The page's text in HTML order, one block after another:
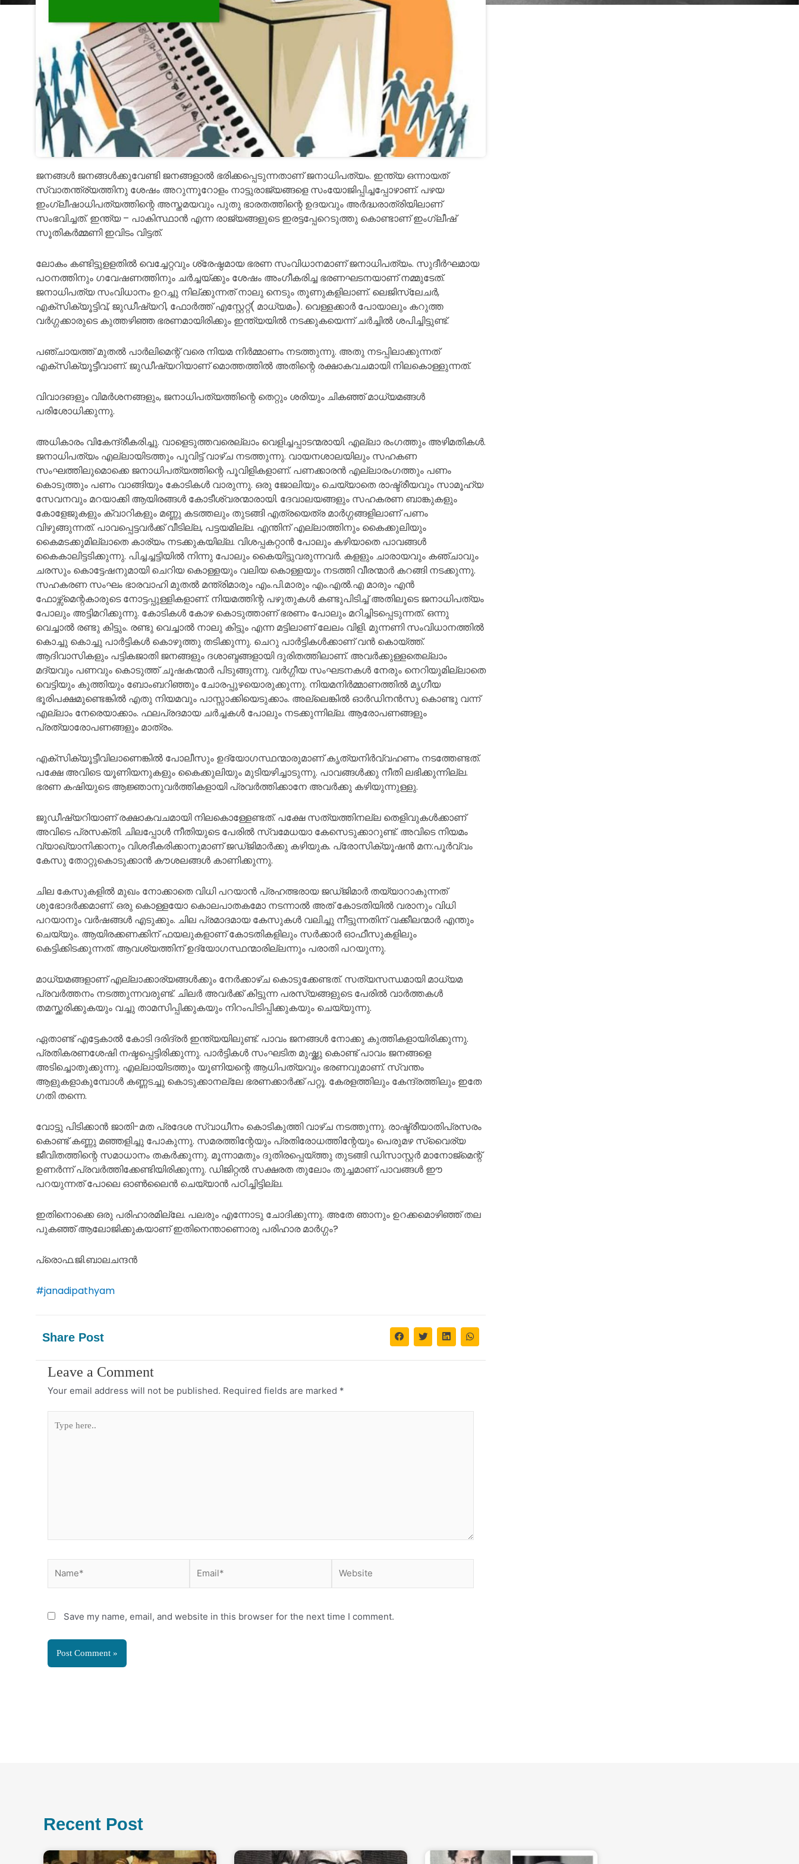
ജനങ്ങൾ ജനങ്ങൾക്കുവേണ്ടി ജനങ്ങളാൽ ഭരിക്കപ്പെടുന്നതാണ് ജനാധിപത്യം. ഇന്ത്യ ഒന്നായത്
സ്വാതന്ത്ര്യത്തിനു ശേഷം അറുന്നൂറോളം നാട്ടുരാജ്യങ്ങളെ സംയോജിപ്പിച്ചപ്പോഴാണ്. പഴയ
ഇംഗ്ലീഷാധിപത്യത്തിന്റെ അസ്തമയവും പുതു ഭാരതത്തിന്റെ ഉദയവും അർദ്ധരാത്രിയിലാണ്
സംഭവിച്ചത്. ഇന്ത്യ – പാകിസ്ഥാൻ എന്ന രാജ്യങ്ങളുടെ ഇരട്ടപ്പേറെടുത്തു കൊണ്ടാണ് ഇംഗ്ലീഷ്
സൂതികർമ്മണി ഇവിടം വിട്ടത്.
ലോകം കണ്ടിട്ടുളളതിൽ വെച്ചേറ്റവും ശ്രേഷ്ഠമായ ഭരണ സംവിധാനമാണ് ജനാധിപത്യം. സുദീർഘമായ
പഠനത്തിനും ഗവേഷണത്തിനും ചർച്ചയ്ക്കും ശേഷം അംഗീകരിച്ച ഭരണഘടനയാണ് നമ്മുടേത്.
ജനാധിപത്യ സംവിധാനം ഉറച്ചു നില്ക്കുന്നത് നാലു നെടും തൂണുകളിലാണ്. ലെജിസ്ലേചർ,
എക്സിക്യൂട്ടിവ്, ജുഡീഷ്യറി, ഫോർത്ത് എസ്റ്റേറ്റ്( മാധ്യമം). വെള്ളക്കാർ പോയാലും കറുത്ത
വർഗ്ഗക്കാരുടെ കുത്തഴിഞ്ഞ ഭരണമായിരിക്കും ഇന്ത്യയിൽ നടക്കുകയെന്ന് ചർച്ചിൽ ശപിച്ചിട്ടുണ്ട്.
പഞ്ചായത്ത് മുതൽ പാർലിമെന്റ് വരെ നിയമ നിർമ്മാണം നടത്തുന്നു. അതു നടപ്പിലാക്കുന്നത്
എക്സിക്യൂട്ടീവാണ്. ജുഡീഷ്യറിയാണ് മൊത്തത്തിൽ അതിന്റെ രക്ഷാകവചമായി നിലകൊള്ളുന്നത്.
വിവാദങളും വിമർശനങ്ങളും, ജനാധിപത്യത്തിന്റെ തെറ്റും ശരിയും ചികഞ്ഞ് മാധ്യമങ്ങൾ
പരിശോധിക്കുന്നു.
അധികാരം വികേന്ദ്രീകരിച്ചു. വാളെടുത്തവരെല്ലാം വെളിച്ചപ്പാടന്മരായി. എല്ലാ രംഗത്തും അഴിമതികൾ.
ജനാധിപത്യം എല്ലായിടത്തും പൂവിട്ട് വാഴ്ച നടത്തുന്നു. വായനശാലയിലും സഹകണ
സംഘത്തിലുമൊക്കെ ജനാധിപത്യത്തിന്റെ പൂവിളികളാണ്. പണക്കാരൻ എല്ലാരംഗത്തും പണം
കൊടുത്തും പണം വാങ്ങിയും കോടികൾ വാരുന്നു. ഒരു ജോലിയും ചെയ്യാതെ രാഷ്ട്രീയവും സാമൂഹ്യ
സേവനവും മറയാക്കി ആയിരങ്ങൾ കോടീശ്വരന്മാരായി. ദേവാലയങ്ങളും സഹകരണ ബാങ്കുകളും
കോളേജുകളും ക്വാറികളും മണ്ണു കടത്തലും തുടങ്ങി എത്രയെത്ര മാർഗ്ഗങ്ങളിലാണ് പണം
വിഴുങ്ങുന്നത്. പാവപ്പെട്ടവർക്ക് വീടില്ല, പട്ടയമില്ല. എന്തിന് എല്ലാത്തിനും കൈക്കുലിയും
കൈമടക്കുമില്ലാതെ കാര്യം നടക്കുകയില്ല. വിശപ്പകറ്റാൻ പോലും കഴിയാതെ പാവങ്ങൾ
കൈകാലിട്ടടിക്കുന്നു. പിച്ചച്ചട്ടിയിൽ നിന്നു പോലും കൈയിട്ടുവരുന്നവർ. കളളും ചാരായവും കഞ്ചാവും
ചരസും കൊട്ടേഷനുമായി ചെറിയ കൊള്ളയും വലിയ കൊള്ളയും നടത്തി വീരന്മാർ കറങ്ങി നടക്കുന്നു.
സഹകരണ സംഘം ഭാരവാഹി മുതൽ മന്ത്രിമാരും എം.പി.മാരും എം.എൽ.എ മാരും എൻ
ഫോഴ്സ്മെന്റകാരുടെ നോട്ടപ്പുള്ളികളാണ്. നിയമത്തിന്റ പഴുതുകൾ കണ്ടുപിടിച്ച് അതിലൂടെ ജനാധിപത്യം
പോലും അട്ടിമറിക്കുന്നു. കോടികൾ കോഴ കൊടുത്താണ് ഭരണം പോലും മറിച്ചിടപ്പെടുന്നത്. ഒന്നു
വെച്ചാൽ രണ്ടു കിട്ടും. രണ്ടു വെച്ചാൽ നാലു കിട്ടും എന്ന മട്ടിലാണ് ലേലം വിളി. മുന്നണി സംവിധാനത്തിൽ
കൊച്ചു കൊച്ചു പാർട്ടികൾ കൊഴുത്തു തടിക്കുന്നു. ചെറു പാർട്ടികൾക്കാണ് വൻ കൊയ്ത്ത്.
ആദിവാസികളും പട്ടികജാതി ജനങ്ങളും ദശാബ്ദങ്ങളായി ദുരിതത്തിലാണ്. അവർക്കുള്ളതെല്ലാം
മദ്യവും പണവും കൊടുത്ത് ചൂഷകന്മാർ പിടുങ്ങുന്നു. വർഗ്ഗീയ സംഘടനകൾ നേരും നെറിയുമില്ലാതെ
വെട്ടിയും കുത്തിയും ബോംബറിഞ്ഞും ചോരപ്പുഴയൊരുക്കുന്നു. നിയമനിർമ്മാണത്തിൽ മൃഗീയ
ഭൂരിപക്ഷമുണ്ടെങ്കിൽ എതു നിയമവും പാസ്സാക്കിയെടുക്കാം. അല്ലെങ്കിൽ ഓർഡിനൻസു കൊണ്ടു വന്ന്
എല്ലാം നേരെയാക്കാം. ഫലപ്രദമായ ചർച്ചകൾ പോലും നടക്കുന്നില്ല. ആരോപണങ്ങളും
പ്രത്യാരോപണങ്ങളും മാത്രം.
എക്സിക്യൂട്ടീവിലാണെങ്കിൽ പോലീസും ഉദ്യോഗസ്ഥന്മാരുമാണ് കൃത്യനിർവ്വഹണം നടത്തേണ്ടത്.
പക്ഷേ അവിടെ യൂണിയനുകളും കൈക്കുലിയും മുടിയഴിച്ചാടുന്നു. പാവങ്ങൾക്കു നീതി ലഭിക്കുന്നില്ല.
ഭരണ കഷിയുടെ ആജ്ഞാനുവർത്തികളായി പ്രവർത്തിക്കാനേ അവർക്കു കഴിയുന്നുള്ളു.
ജുഡീഷ്യറിയാണ് രക്ഷാകവചമായി നിലകൊള്ളേണ്ടത്. പക്ഷേ സത്യത്തിനല്ല തെളിവുകൾക്കാണ്
അവിടെ പ്രസക്തി. ചിലപ്പോൾ നീതിയുടെ പേരിൽ സ്വമേധയാ കേസെടുക്കാറുണ്ട്. അവിടെ നിയമം
വ്യാഖ്യാനിക്കാനും വിശദീകരിക്കാനുമാണ് ജഡ്ജിമാർക്കു കഴിയുക. പ്രോസിക്യൂഷൻ മന:പൂർവ്വം
കേസു തോറ്റുകൊടുക്കാൻ കൗശലങ്ങൾ കാണിക്കുന്നു.
ചില കേസുകളിൽ മുഖം നോക്കാതെ വിധി പറയാൻ പ്രഹത്ഭരായ ജഡ്ജിമാർ തയ്യാറാകുന്നത്
ശുഭോദർക്കമാണ്. ഒരു കൊള്ളയോ കൊലപാതകമോ നടന്നാൽ അത് കോടതിയിൽ വരാനും വിധി
പറയാനും വർഷങ്ങൾ എടുക്കും. ചില പ്രമാദമായ കേസുകൾ വലിച്ചു നീട്ടുന്നതിന് വക്കീലന്മാർ എന്തും
ചെയ്യും. ആയിരക്കണക്കിന് ഫയലുകളാണ് കോടതികളിലും സർക്കാർ ഓഫീസുകളിലും
കെട്ടിക്കിടക്കുന്നത്. ആവശ്യത്തിന് ഉദ്യോഗസ്ഥന്മാരില്ലന്നും പരാതി പറയുന്നു.
മാധ്യമങ്ങളാണ് എല്ലാക്കാര്യങ്ങൾക്കും നേർക്കാഴ്ച കൊടുക്കേണ്ടത്. സത്യസന്ധമായി മാധ്യമ
പ്രവർത്തനം നടത്തുന്നവരുണ്ട്. ചിലർ അവർക്ക് കിട്ടുന്ന പരസ്യങ്ങളുടെ പേരിൽ വാർത്തകൾ
തമസ്ക്കരിക്കുകയും വച്ചു താമസിപ്പിക്കുകയും നിറംപിടിപ്പിക്കുകയും ചെയ്യുന്നു.
ഏതാണ്ട് എട്ടേകാൽ കോടി ദരിദ്രർ ഇന്ത്യയിലുണ്ട്. പാവം ജനങ്ങൾ നോക്കു കുത്തികളായിരിക്കുന്നു.
പ്രതികരണശേഷി നഷ്ടപ്പെട്ടിരിക്കുന്നു. പാർട്ടികൾ സംഘടിത മുഷ്ക്കു കൊണ്ട് പാവം ജനങ്ങളെ
അടിച്ചൊതുക്കുന്നു. എല്ലായിടത്തും യൂണിയന്റെ ആധിപത്യവും ഭരണവുമാണ്. സ്വന്തം
ആളുകളാകുമ്പോൾ കണ്ണടച്ചു കൊടുക്കാനല്ലേ ഭരണക്കാർക്ക് പറ്റൂ. കേരളത്തിലും കേന്ദ്രത്തിലും ഇതേ
ഗതി തന്നെ.
വോട്ടു പിടിക്കാൻ ജാതി-മത പ്രദേശ സ്വാധീനം കൊടികുത്തി വാഴ്ച നടത്തുന്നു. രാഷ്ട്രീയാതിപ്രസരം
കൊണ്ട് കണ്ണു മഞ്ഞളിച്ചു പോകുന്നു. സമരത്തിന്റേയും പ്രതിരോധത്തിന്റേയും പെരുമഴ സ്വൈര്യ
ജീവിതത്തിന്റെ സമാധാനം തകർക്കുന്നു. മൂന്നാമതും ദുതിരപ്പെയ്ത്തു തുടങ്ങി ഡിസാസ്റ്റർ മാനോജ്മെന്റ്
ഉണർന്ന് പ്രവർത്തിക്കേണ്ടിയിരിക്കുന്നു. ഡിജിറ്റൽ സക്ഷരത തുലോം തുച്ചമാണ് പാവങ്ങൾ ഈ
പറയുന്നത് പോലെ ഓൺലൈൻ ചെയ്യാൻ പഠിച്ചിട്ടില്ല.
ഇതിനൊക്കെ ഒരു പരിഹാരമില്ലേ. പലരും എന്നോടു ചോദിക്കുന്നു. അതേ ഞാനും ഉറക്കമൊഴിഞ്ഞ് തല
പുകഞ്ഞ് ആലോജിക്കുകയാണ് ഇതിനെന്താണൊരു പരിഹാര മാർഗ്ഗം?
പ്രൊഫ.ജി.ബാലചന്ദൻ
#janadipathyam
Share Post
Leave a Comment
Your email address will not be published. Required fields are marked *
here..
Save my name, email, and website in this browser for the next time I comment.
Recent Post